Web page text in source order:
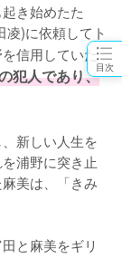
目次
き始めたた
凌)に依頼してト
信用していた
犯人であり、
新しい人生を
浦野に突き止
美は、「きみ
と麻美をギリ